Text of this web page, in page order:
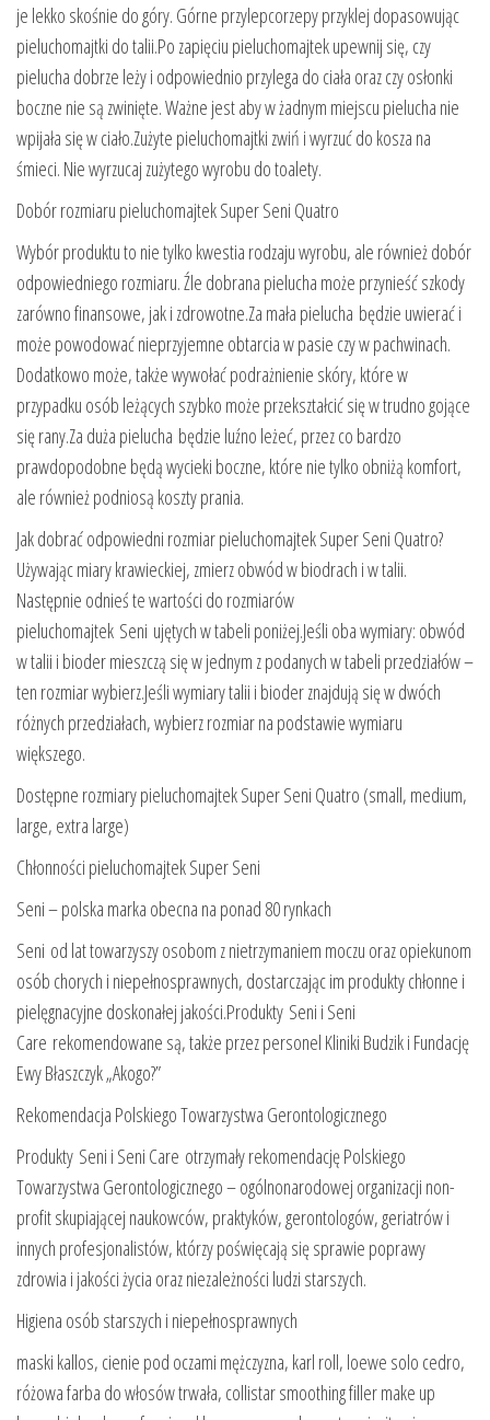
je lekko skośnie do góry. Górne przylepcorzepy przyklej dopasowując
pieluchomajtki do talii.Po zapięciu pieluchomajtek upewnij się, czy
pielucha dobrze leży i odpowiednio przylega do ciała oraz czy osłonki
boczne nie są zwinięte. Ważne jest aby w żadnym miejscu pielucha nie
wpijała się w ciało.Zużyte pieluchomajtki zwiń i wyrzuć do kosza na
śmieci. Nie wyrzucaj zużytego wyrobu do toalety.
Dobór rozmiaru pieluchomajtek Super Seni Quatro
Wybór produktu to nie tylko kwestia rodzaju wyrobu, ale również dobór
odpowiedniego rozmiaru. Źle dobrana pielucha może przynieść szkody
zarówno finansowe, jak i zdrowotne.Za mała pielucha będzie uwierać i
może powodować nieprzyjemne obtarcia w pasie czy w pachwinach.
Dodatkowo może, także wywołać podrażnienie skóry, które w
przypadku osób leżących szybko może przekształcić się w trudno gojące
się rany.Za duża pielucha będzie luźno leżeć, przez co bardzo
prawdopodobne będą wycieki boczne, które nie tylko obniżą komfort,
ale również podniosą koszty prania.
Jak dobrać odpowiedni rozmiar pieluchomajtek Super Seni Quatro?
Używając miary krawieckiej, zmierz obwód w biodrach i w talii.
Następnie odnieś te wartości do rozmiarów
pieluchomajtek Seni ujętych w tabeli poniżej.Jeśli oba wymiary: obwód
w talii i bioder mieszczą się w jednym z podanych w tabeli przedziałów –
ten rozmiar wybierz.Jeśli wymiary talii i bioder znajdują się w dwóch
różnych przedziałach, wybierz rozmiar na podstawie wymiaru
większego.
Dostępne rozmiary pieluchomajtek Super Seni Quatro (small, medium,
large, extra large)
Chłonności pieluchomajtek Super Seni
Seni – polska marka obecna na ponad 80 rynkach
Seni od lat towarzyszy osobom z nietrzymaniem moczu oraz opiekunom
osób chorych i niepełnosprawnych, dostarczając im produkty chłonne i
pielęgnacyjne doskonałej jakości.Produkty Seni i Seni
Care rekomendowane są, także przez personel Kliniki Budzik i Fundację
Ewy Błaszczyk „Akogo?”
Rekomendacja Polskiego Towarzystwa Gerontologicznego
Produkty Seni i Seni Care otrzymały rekomendację Polskiego
Towarzystwa Gerontologicznego – ogólnonarodowej organizacji non-
profit skupiającej naukowców, praktyków, gerontologów, geriatrów i
innych profesjonalistów, którzy poświęcają się sprawie poprawy
zdrowia i jakości życia oraz niezależności ludzi starszych.
Higiena osób starszych i niepełnosprawnych
maski kallos, cienie pod oczami mężczyzna, karl roll, loewe solo cedro,
różowa farba do włosów trwała, collistar smoothing filler make up